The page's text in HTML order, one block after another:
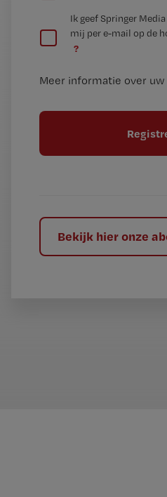
e
t
e
t
t
l
Ik geef Springer
mij per e-mail op de
?
Meer informatie over
Bekijk hier onze